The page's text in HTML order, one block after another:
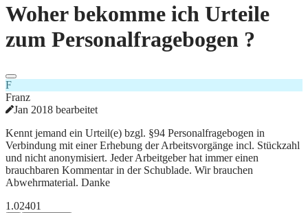
Woher bekomme ich Urteile
zum Personalfragebogen ?
F
Franz
Jan 2018 bearbeitet
Kennt jemand ein Urteil(e) bzgl. §94 Personalfragebogen in
Verbindung mit einer Erhebung der Arbeitsvorgänge incl. Stückzahl
und nicht anonymisiert. Jeder Arbeitgeber hat immer einen
brauchbaren Kommentar in der Schublade. Wir brauchen
Abwehrmaterial. Danke
1.02401